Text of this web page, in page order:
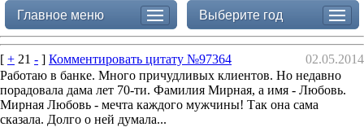
Главное меню
Выберите год
[ + 21 - ] Комментировать цитату №97364
02.05.2014
Работаю в банке. Много причудливых клиентов. Но недавно
порадовала дама лет 70-ти. Фамилия Мирная, а имя - Любовь.
Мирная Любовь - мечта каждого мужчины! Так она сама
сказала. Долго о ней думала...